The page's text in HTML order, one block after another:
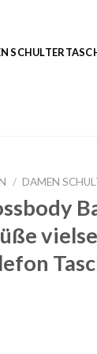
/ DAMEN